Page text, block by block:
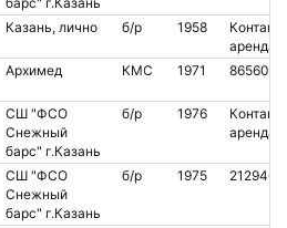
Казань, лично б/р 1958
Контакт.
аренда
Архимед КМС 1971 8656071
СШ "ФСО
Снежный
барс" г.Казань
б/р 1976
Контакт.
аренда
СШ "ФСО
Снежный
барс" г.Казань
б/р 1975 2129460